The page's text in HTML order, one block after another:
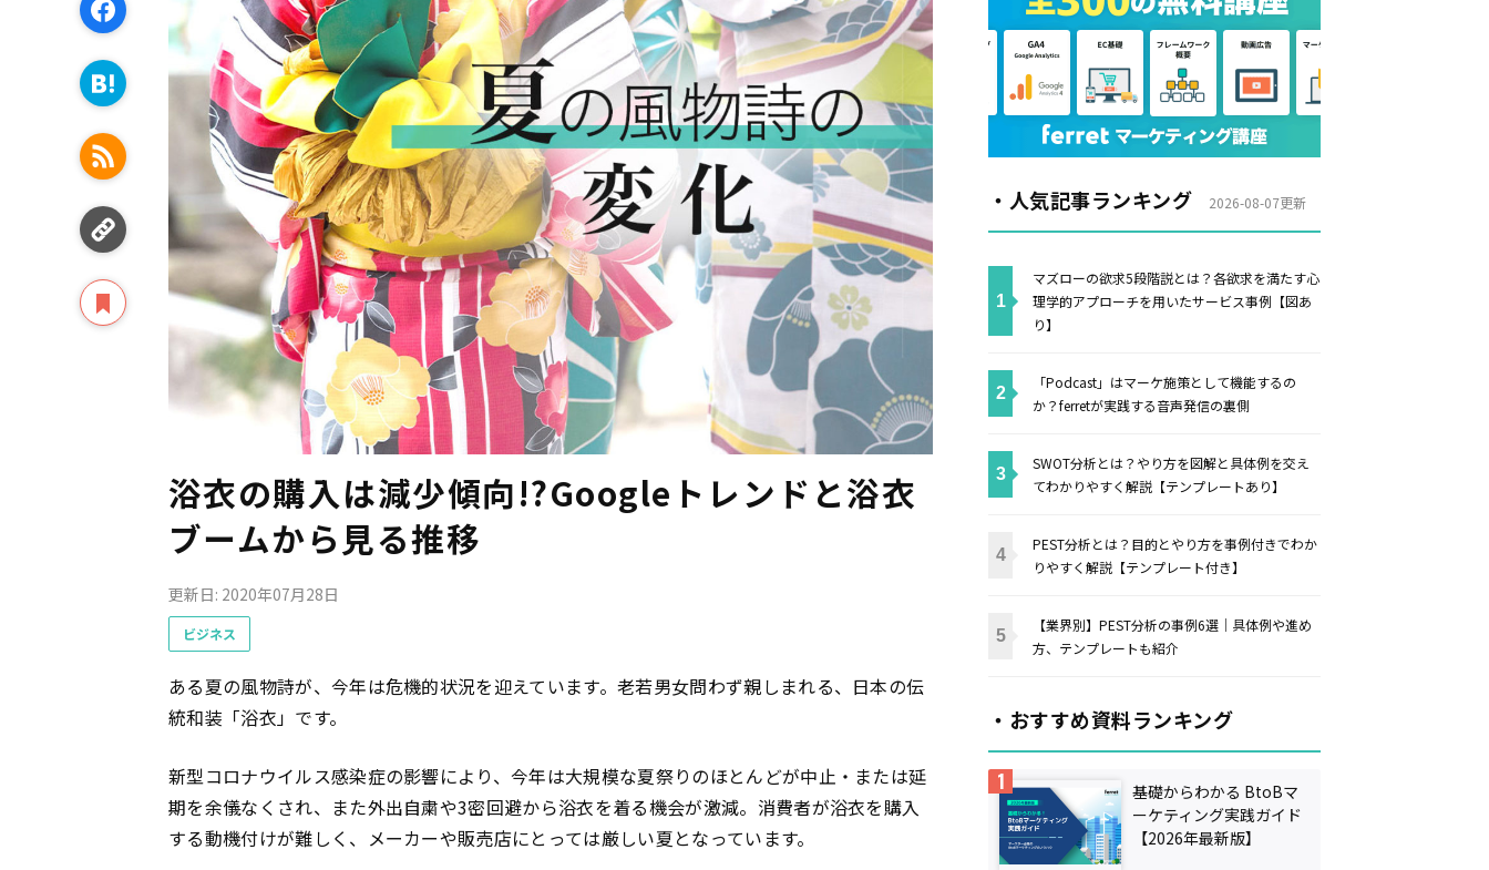
浴衣の購入は減少傾向!?Googleトレンドと浴衣
ブームから見る推移
更新日: 2020年07月28日
ビジネス
ある夏の風物詩が、今年は危機的状況を迎えています。老若男女問わず親しまれる、日本の伝
統和装「浴衣」です。
新型コロナウイルス感染症の影響により、今年は大規模な夏祭りのほとんどが中止・または延
期を余儀なくされ、また外出自粛や3密回避から浴衣を着る機会が激減。消費者が浴衣を購入
する動機付けが難しく、メーカーや販売店にとっては厳しい夏となっています。
・人気記事ランキング 2026-08-07更新
マズローの欲求5段階説とは？各欲求を満たす心
理学的アプローチを用いたサービス事例【図あ
り】
「Podcast」はマーケ施策として機能するの
か？ferretが実践する音声発信の裏側
SWOT分析とは？やり方を図解と具体例を交え
てわかりやすく解説【テンプレートあり】
PEST分析とは？目的とやり方を事例付きでわか
りやすく解説【テンプレート付き】
【業界別】PEST分析の事例6選｜具体例や進め
方、テンプレートも紹介
・おすすめ資料ランキング
基礎からわかる BtoBマ
ーケティング実践ガイド
【2026年最新版】